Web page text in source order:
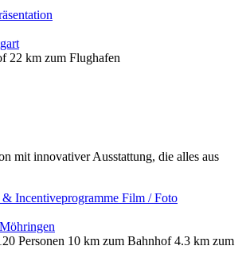
22 km zum Flughafen
mit innovativer Ausstattung, die alles aus
Incentiveprogramme Film / Foto
Personen 10 km zum Bahnhof4.3 km zum